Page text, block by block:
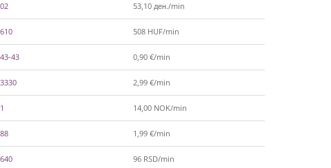
53,10 ден./min
508 HUF/min
43 0,90 €/min
2,99 €/min
14,00 NOK/min
1,99 €/min
96 RSD/min